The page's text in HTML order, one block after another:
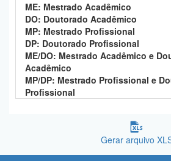
ME: Mestrado Acadêmico
DO: Doutorado Acadêmico
MP: Mestrado Profissional
DP: Doutorado Profissional
ME/DO: Mestrado Acadêmico e
Acadêmico
MP/DP: Mestrado Profissional e
Profissional
Gerar arquivo